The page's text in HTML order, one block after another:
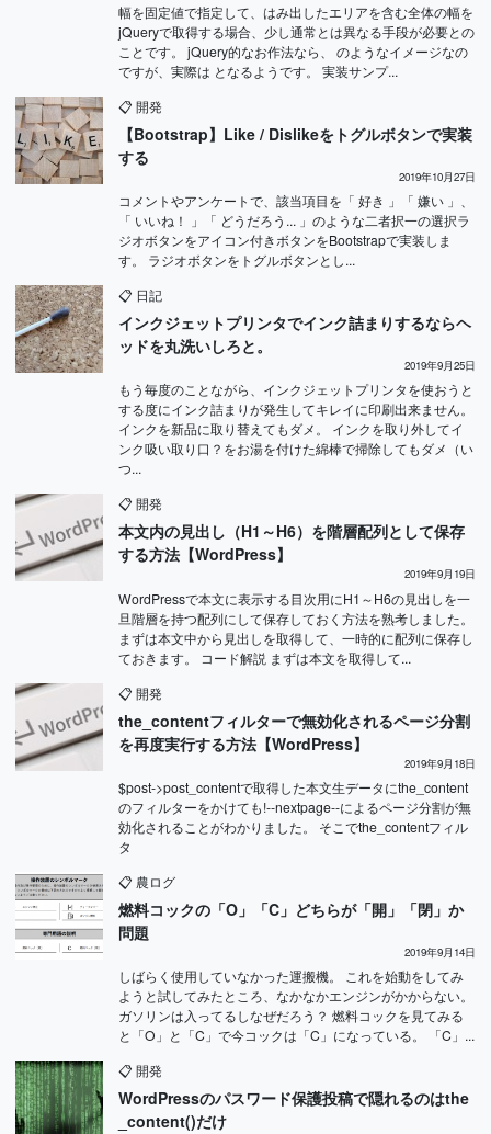
幅を固定値で指定して、はみ出したエリアを含む全体の幅を
jQueryで取得する場合、少し通常とは異なる手段が必要との
ことです。 jQuery的なお作法なら、 のようなイメージなの
ですが、実際は となるようです。 実装サンプ...
📋 開発
【Bootstrap】Like / Dislikeをトグルボタンで実装
する
2019年10月27日
コメントやアンケートで、該当項目を「 好き 」「 嫌い 」、
「 いいね！ 」「 どうだろう... 」のような二者択一の選択ラ
ジオボタンをアイコン付きボタンをBootstrapで実装しま
す。 ラジオボタンをトグルボタンとし...
📋 日記
インクジェットプリンタでインク詰まりするならヘ
ッドを丸洗いしろと。
2019年9月25日
もう毎度のことながら、インクジェットプリンタを使おうと
する度にインク詰まりが発生してキレイに印刷出来ません。
インクを新品に取り替えてもダメ。 インクを取り外してイ
ンク吸い取り口？をお湯を付けた綿棒で掃除してもダメ（い
つ...
📋 開発
本文内の見出し（H1～H6）を階層配列として保存
する方法【WordPress】
2019年9月19日
WordPressで本文に表示する目次用にH1～H6の見出しを一
旦階層を持つ配列にして保存しておく方法を熟考しました。
まずは本文中から見出しを取得して、一時的に配列に保存し
ておきます。 コード解説 まずは本文を取得して...
📋 開発
the_contentフィルターで無効化されるページ分割
を再度実行する方法【WordPress】
2019年9月18日
$post->post_contentで取得した本文生データにthe_content
のフィルターをかけても!--nextpage--によるページ分割が無
効化されることがわかりました。 そこでthe_contentフィル
タ
📋 農ログ
燃料コックの「O」「C」どちらが「開」「閉」か
問題
2019年9月14日
しばらく使用していなかった運搬機。 これを始動をしてみ
ようと試してみたところ、なかなかエンジンがかからない。
ガソリンは入ってるしなぜだろう？ 燃料コックを見てみる
と「O」と「C」で今コックは「C」になっている。 「C」...
📋 開発
WordPressのパスワード保護投稿で隠れるのはthe
_content()だけ